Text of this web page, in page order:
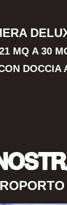
MQ A 30
DOCCIA